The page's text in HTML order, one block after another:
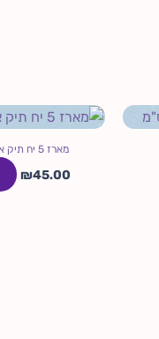
מארז 5 יח תיק אוצרות לבן 5X7 ס"מ
₪45.00